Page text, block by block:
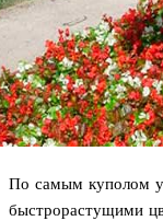
По самым куполом
быстрорастущими